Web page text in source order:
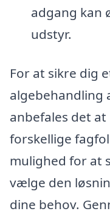
adgang kan
udstyr.
For at sikre dig
algebehandling
anbefales det
forskellige
mulighed for at
vælge den
dine behov.